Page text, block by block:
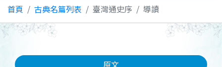
首頁 古典名篇列表 臺灣通史序 導讀